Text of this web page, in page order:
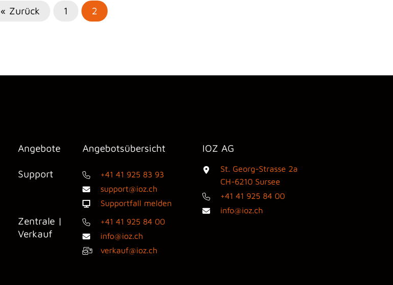
« Zurück 1 2
Angebote Angebotsübersicht
Support
+41 41 925 83 93
support@ioz.ch
Supportfall melden
Zentrale |
Verkauf
+41 41 925 84 00
info@ioz.ch
verkauf@ioz.ch
IOZ AG
St. Georg-Strasse 2a
CH-6210 Sursee
+41 41 925 84 00
info@ioz.ch